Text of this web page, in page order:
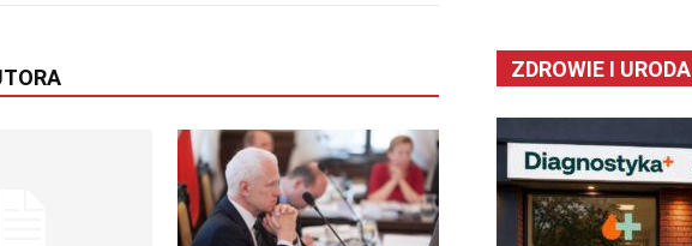
ZDROWIE I URODA